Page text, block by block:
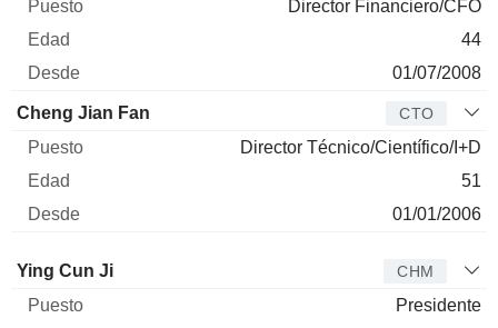
Director Financiero/CFO
44
01/07/2008
Cheng Jian Fan CTO
Director Técnico/Científico/I+D
51
01/01/2006
Administrador
Ying Cun Ji CHM
Presidente